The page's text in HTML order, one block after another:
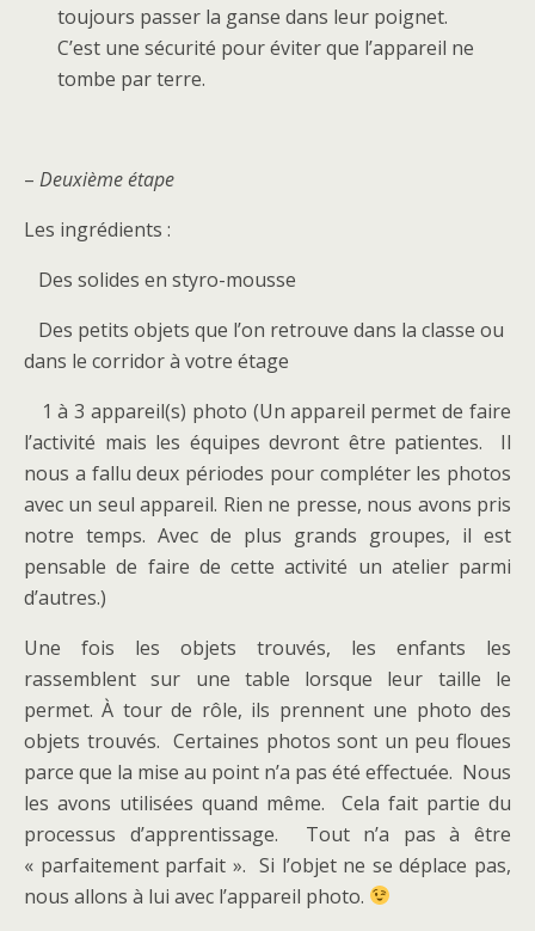
toujours passer la ganse dans leur poignet.
C’est une sécurité pour éviter que l’appareil ne
tombe par terre.
– Deuxième étape
Les ingrédients :
Des solides en styro-mousse
Des petits objets que l’on retrouve dans la classe ou
dans le corridor à votre étage
1 à 3 appareil(s) photo (Un appareil permet de faire
l’activité mais les équipes devront être patientes. Il
nous a fallu deux périodes pour compléter les photos
avec un seul appareil. Rien ne presse, nous avons pris
notre temps. Avec de plus grands groupes, il est
pensable de faire de cette activité un atelier parmi
d’autres.)
Une fois les objets trouvés, les enfants les
rassemblent sur une table lorsque leur taille le
permet. À tour de rôle, ils prennent une photo des
objets trouvés. Certaines photos sont un peu floues
parce que la mise au point n’a pas été effectuée. Nous
les avons utilisées quand même. Cela fait partie du
processus d’apprentissage. Tout n’a pas à être
« parfaitement parfait ». Si l’objet ne se déplace pas,
nous allons à lui avec l’appareil photo.